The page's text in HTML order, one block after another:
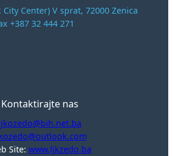
Center) V sprat, 72000 Zenica
+387 32 444 271
Kontaktirajte nas
Site: www.ljkzedo.ba